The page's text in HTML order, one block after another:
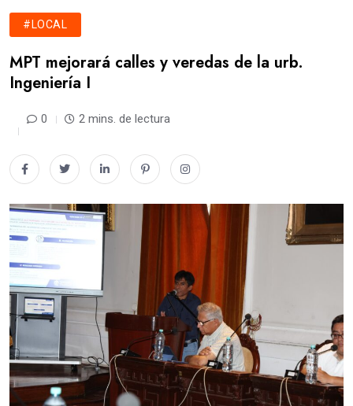
#LOCAL
MPT mejorará calles y veredas de la urb.
Ingeniería I
0 2 mins. de lectura